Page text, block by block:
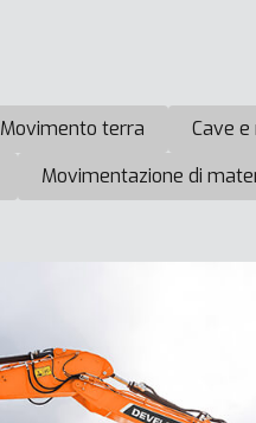
Movimento terra Cave
Movimentazione di